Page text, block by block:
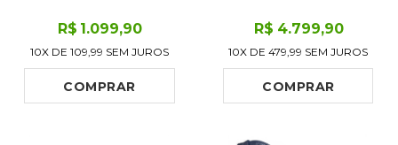
BUFALADA MARFIM
LIMITED EDITION - CANO
ALTO, BICO FINO
INCLINADO - SOLADO
DE COURO ARTESANAL
R$ 1.099,90
10X DE 109,99 SEM JUROS
COMPRAR
DEEP BLUE LIMITED
EDITION - CANO ALTO,
BICO QUADRADO -
SOLADO DE COURO
ARTESANAL INJETADO
R$ 4.799,90
10X DE479,99 SEM JUROS
COMPRAR